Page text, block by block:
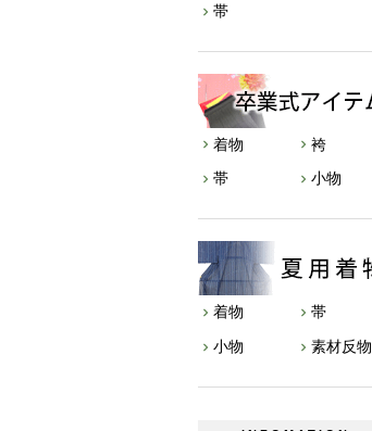
帯
着物
袴
帯
小物
着物
帯
小物
素材反物